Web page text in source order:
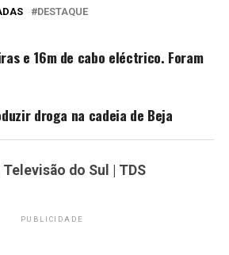
DESTAQUE
e 16m de cabo eléctrico. Foram
droga na cadeia de Beja
Televisão do Sul | TDS
PUBLICIDADE